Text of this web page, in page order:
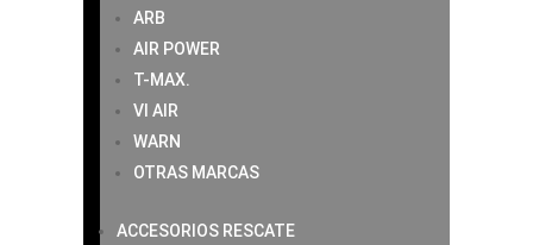
ARB
AIR POWER
T-MAX.
VI AIR
WARN
OTRAS MARCAS
ACCESORIOS RESCATE